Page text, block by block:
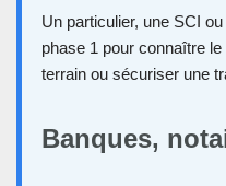
Un particulier, une SCI
phase 1 pour connaître
terrain ou sécuriser une
Banques,